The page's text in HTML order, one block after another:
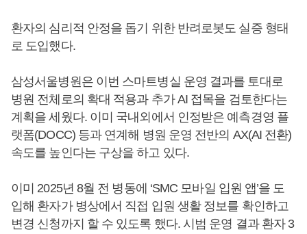
환자의 심리적 안정을 돕기 위한 반려로봇도 실증 형태
로 도입했다.
삼성서울병원은 이번 스마트병실 운영 결과를 토대로
병원 전체로의 확대 적용과 추가 AI 접목을 검토한다는
계획을 세웠다. 이미 국내외에서 인정받은 예측경영 플
랫폼(DOCC) 등과 연계해 병원 운영 전반의 AX(AI 전환)
속도를 높인다는 구상을 하고 있다.
이미 2025년 8월 전 병동에 ‘SMC 모바일 입원 앱’을 도
입해 환자가 병상에서 직접 입원 생활 정보를 확인하고
변경 신청까지 할 수 있도록 했다. 시범 운영 결과 환자 3